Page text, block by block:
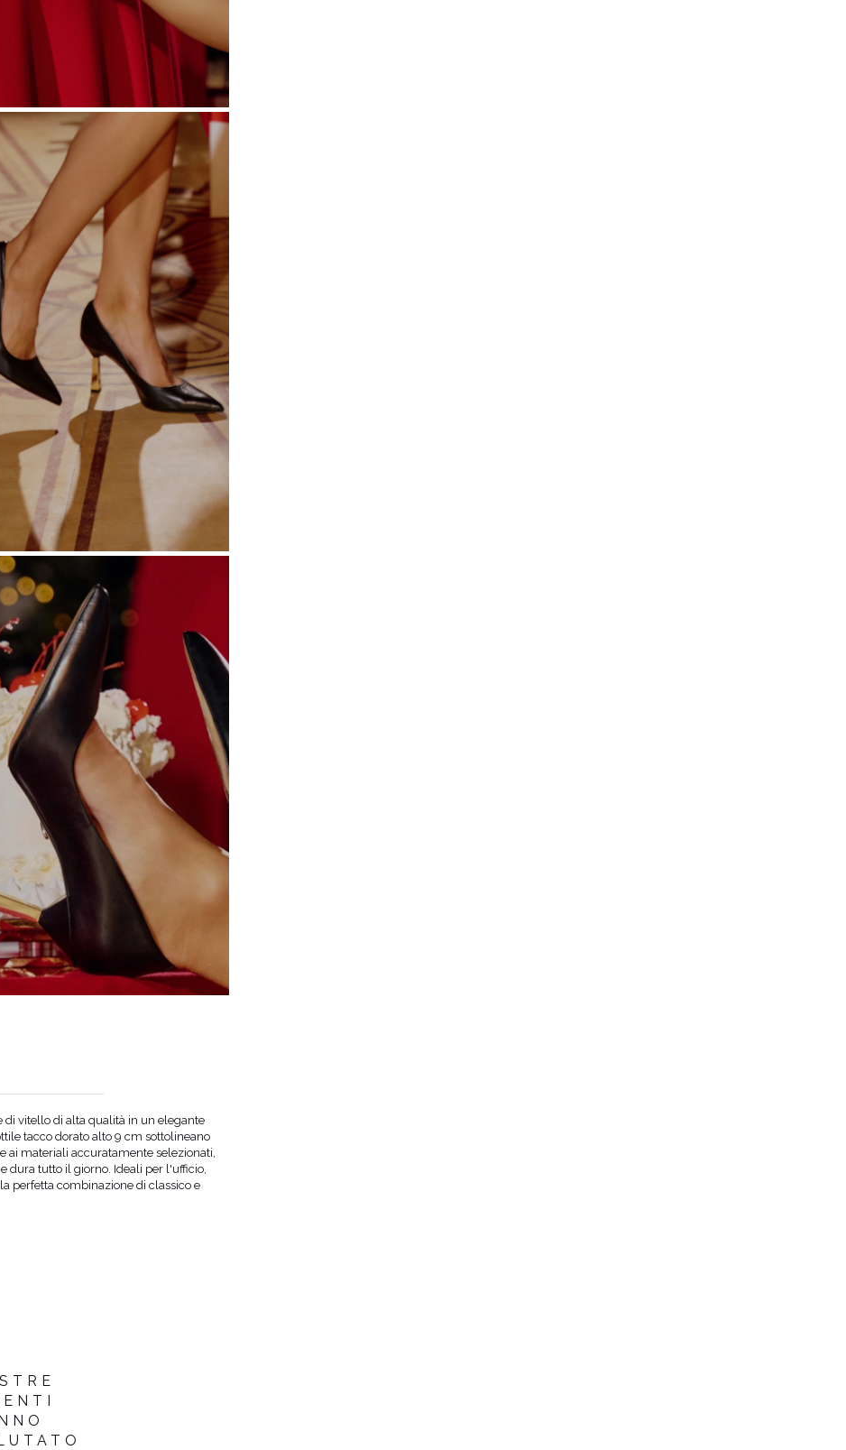
ASIMMETRICO
ABITI IN MAGLIA
CON PAILLETTES
MANICHE / SPALLINE
CON MANICHE
LUNGHE
CON MANICHE CORTE
SULLE SPALLINE
SENZA SPALLINE
CATEGORIE POPOLARI
PER IL MATRIMONIO
NOVITÀ
vitello di alta qualità in un elegante
tacco dorato alto 9 cm sottolineano
ai materiali accuratamente selezionati,
dura tutto il giorno. Ideali per l'ufficio,
perfetta combinazione di classico e